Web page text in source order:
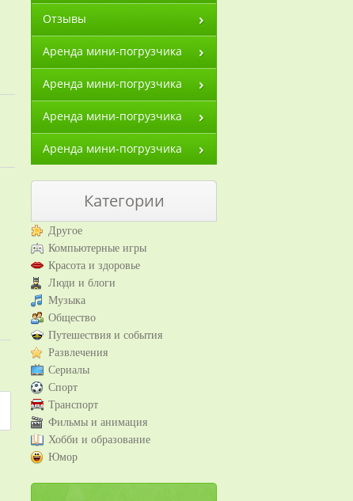
Отзывы
Аренда мини-погрузчика
Аренда мини-погрузчика
Аренда мини-погрузчика
Аренда мини-погрузчика
Категории
Другое
Компьютерные игры
Красота и здоровье
Люди и блоги
Музыка
Общество
Путешествия и события
Развлечения
Сериалы
Спорт
Транспорт
Фильмы и анимация
Хобби и образование
Юмор